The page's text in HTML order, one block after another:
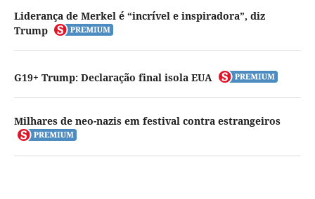
Liderança de Merkel é “incrível e inspiradora”, diz
Trump
G19+ Trump: Declaração final isola EUA
Milhares de neo-nazis em festival contra estrangeiros